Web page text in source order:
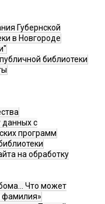
Губернской
в Новгороде
библиотеки
данных с
программ
на обработку
Что может
фамилия»